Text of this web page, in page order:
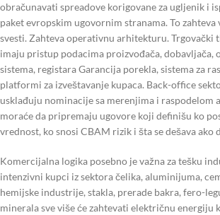
obračunavati spreadove korigovane za ugljenik i
paket evropskim ugovornim stranama. To
svesti. Zahteva operativnu arhitekturu. Trgovački
imaju pristup podacima proizvođača, dobavljača,
sistema, registara Garancija porekla, sistema za
platformi za izveštavanje kupaca. Back-office
usklađuju nominacije sa merenjima i raspodelom
moraće da pripremaju ugovore koji definišu ko
vrednost, ko snosi CBAM rizik i šta se dešava ako
Komercijalna logika posebno je važna za tešku
intenzivni kupci iz sektora čelika, aluminijuma,
hemijske industrije, stakla, prerade bakra, fero-
minerala sve više će zahtevati električnu energiju